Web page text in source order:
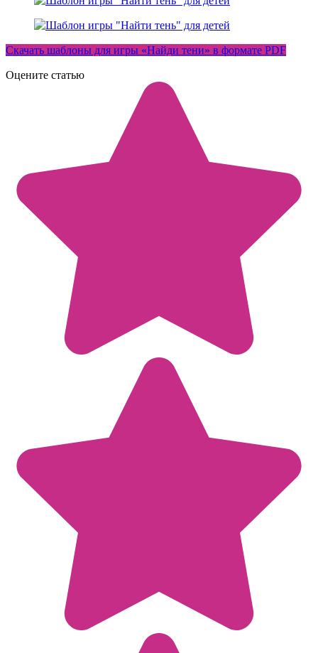
Скачать шаблоны для игры «Найди тени» в формате PDF
Оцените статью